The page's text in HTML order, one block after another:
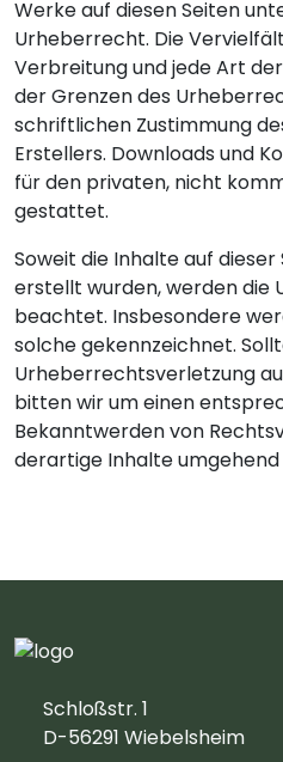
Werke auf diesen Seiten
Urheberrecht. Die
Verbreitung und jede Art
der Grenzen des
schriftlichen Zustimmung
Erstellers. Downloads und
für den privaten, nicht
gestattet.
Soweit die Inhalte auf
erstellt wurden, werden
beachtet. Insbesondere
solche gekennzeichnet.
Urheberrechtsverletzung
bitten wir um einen
Bekanntwerden von
derartige Inhalte
Schloßstr. 1
D-56291 Wiebelsheim